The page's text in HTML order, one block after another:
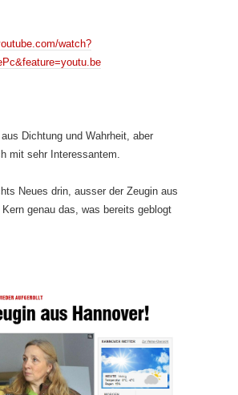
watch?
Dichtung und Wahrheit, aber
mit sehr Interessantem.
Neues drin, ausser der Zeugin aus
Kern genau das, was bereits geblogt